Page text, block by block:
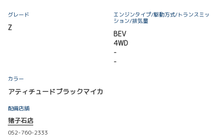
グレード
Z
エンジンタイプ/駆動方式/トランスミッ
ション/排気量
BEV
4WD
-
-
カラー
アティチュードブラックマイカ
配備店舗
猪子石店
052-760-2333